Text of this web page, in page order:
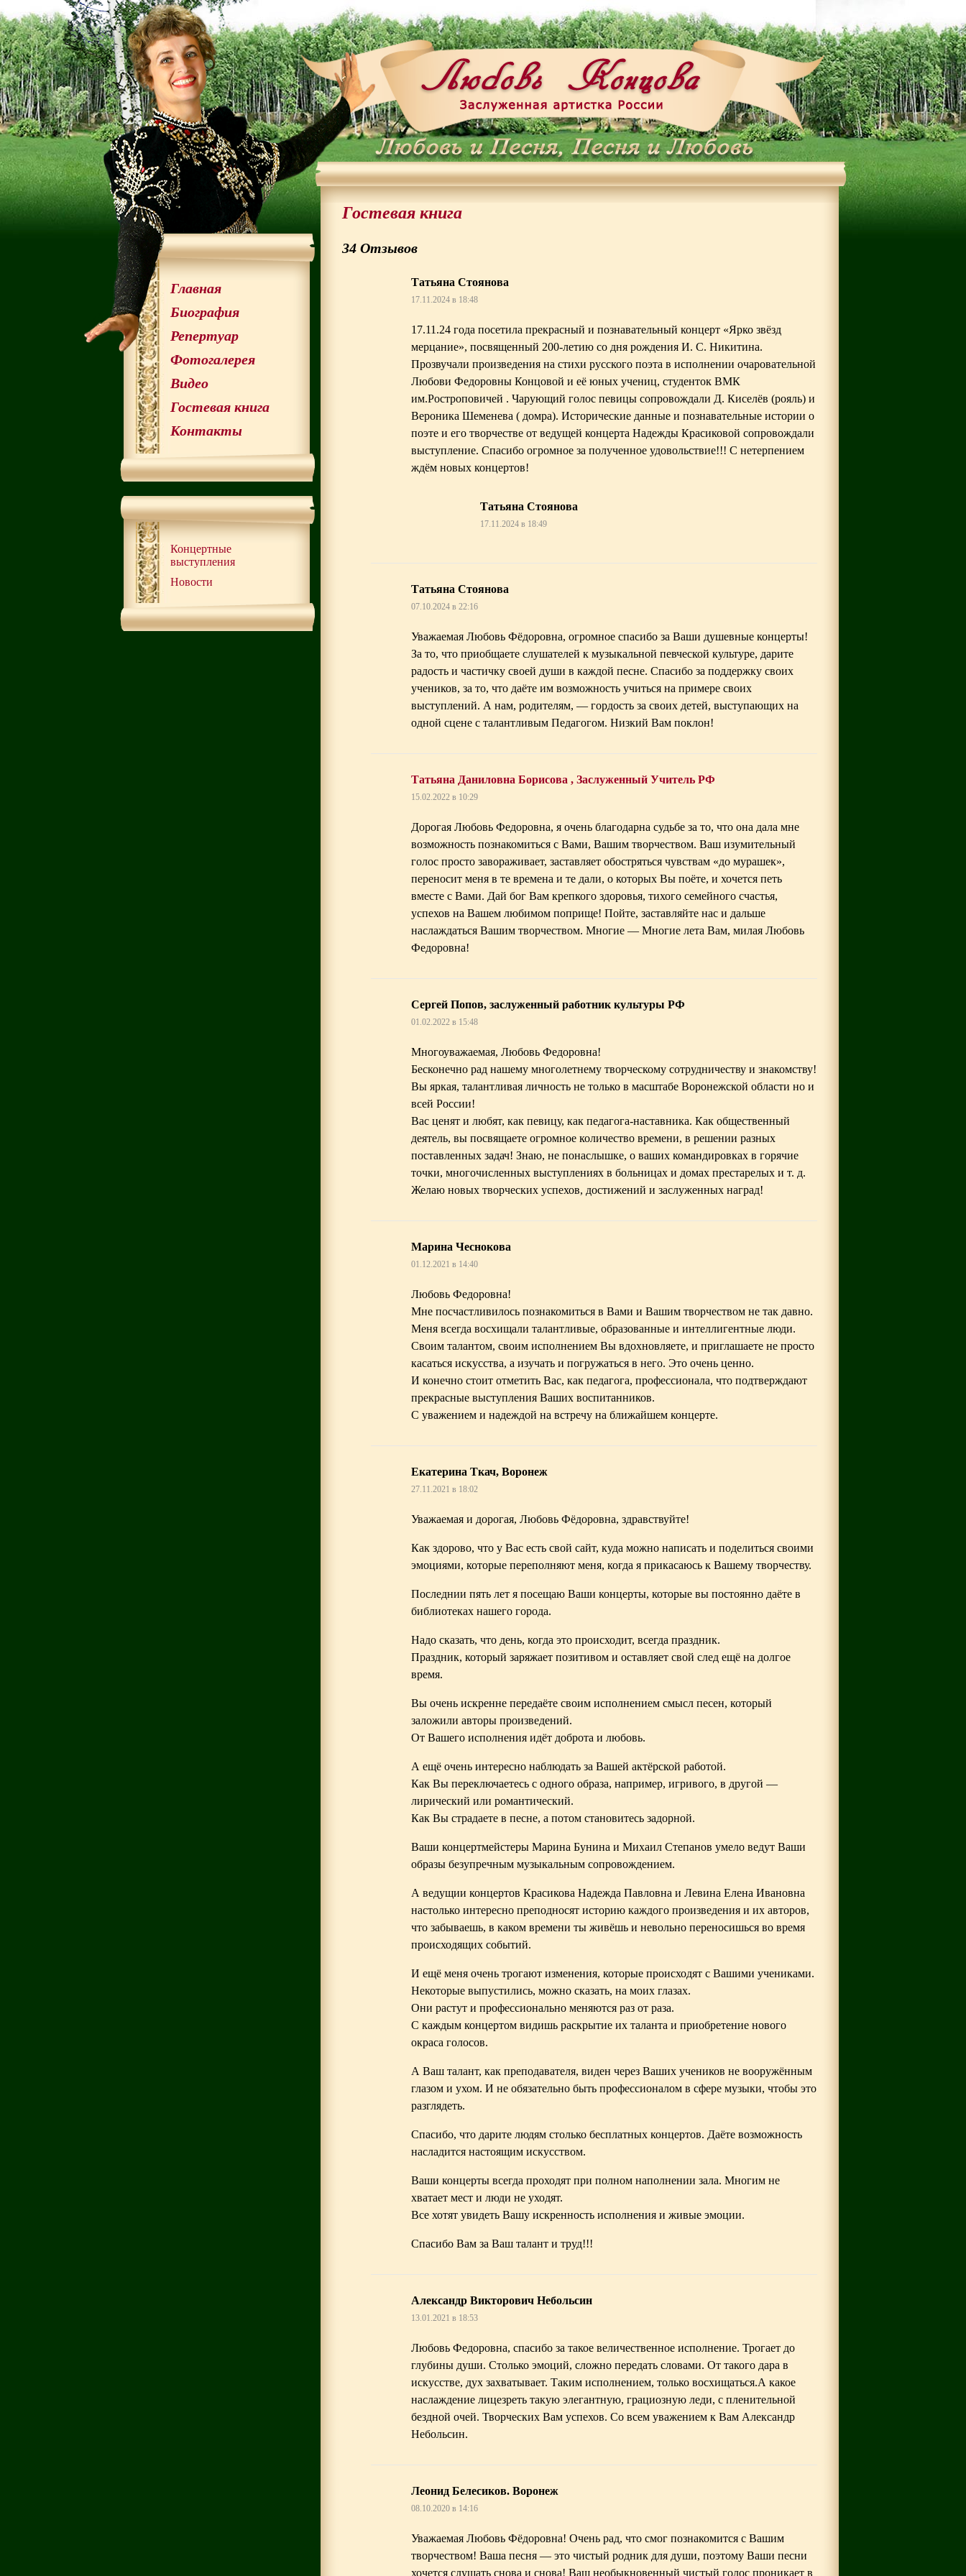
Главная
Биография
Репертуар
Фотогалерея
Видео
Гостевая книга
Контакты
Концертные
выступления
Новости
Гостевая книга
34 Отзывов
Татьяна Стоянова
17.11.2024 в 18:48
17.11.24 года посетила прекрасный и познавательный концерт «Ярко звёзд
мерцание», посвященный 200-летию со дня рождения И. С. Никитина.
Прозвучали произведения на стихи русского поэта в исполнении очаровательной
Любови Федоровны Концовой и её юных учениц, студенток ВМК
им.Ростроповичей . Чарующий голос певицы сопровождали Д. Киселёв (рояль) и
Вероника Шеменева ( домра). Исторические данные и познавательные истории о
поэте и его творчестве от ведущей концерта Надежды Красиковой сопровождали
выступление. Спасибо огромное за полученное удовольствие!!! С нетерпением
ждём новых концертов!
Татьяна Стоянова
17.11.2024 в 18:49
Татьяна Стоянова
07.10.2024 в 22:16
Уважаемая Любовь Фёдоровна, огромное спасибо за Ваши душевные концерты!
За то, что приобщаете слушателей к музыкальной певческой культуре, дарите
радость и частичку своей души в каждой песне. Спасибо за поддержку своих
учеников, за то, что даёте им возможность учиться на примере своих
выступлений. А нам, родителям, — гордость за своих детей, выступающих на
одной сцене с талантливым Педагогом. Низкий Вам поклон!
Татьяна Даниловна Борисова , Заслуженный Учитель РФ
15.02.2022 в 10:29
Дорогая Любовь Федоровна, я очень благодарна судьбе за то, что она дала мне
возможность познакомиться с Вами, Вашим творчеством. Ваш изумительный
голос просто завораживает, заставляет обостряться чувствам «до мурашек»,
переносит меня в те времена и те дали, о которых Вы поёте, и хочется петь
вместе с Вами. Дай бог Вам крепкого здоровья, тихого семейного счастья,
успехов на Вашем любимом поприще! Пойте, заставляйте нас и дальше
наслаждаться Вашим творчеством. Многие — Многие лета Вам, милая Любовь
Федоровна!
Сергей Попов, заслуженный работник культуры РФ
01.02.2022 в 15:48
Многоуважаемая, Любовь Федоровна!
Бесконечно рад нашему многолетнему творческому сотрудничеству и знакомству!
Вы яркая, талантливая личность не только в масштабе Воронежской области но и
всей России!
Вас ценят и любят, как певицу, как педагога-наставника. Как общественный
деятель, вы посвящаете огромное количество времени, в решении разных
поставленных задач! Знаю, не понаслышке, о ваших командировках в горячие
точки, многочисленных выступлениях в больницах и домах престарелых и т. д.
Желаю новых творческих успехов, достижений и заслуженных наград!
Марина Чеснокова
01.12.2021 в 14:40
Любовь Федоровна!
Мне посчастливилось познакомиться в Вами и Вашим творчеством не так давно.
Меня всегда восхищали талантливые, образованные и интеллигентные люди.
Своим талантом, своим исполнением Вы вдохновляете, и приглашаете не просто
касаться искусства, а изучать и погружаться в него. Это очень ценно.
И конечно стоит отметить Вас, как педагога, профессионала, что подтверждают
прекрасные выступления Ваших воспитанников.
С уважением и надеждой на встречу на ближайшем концерте.
Екатерина Ткач, Воронеж
27.11.2021 в 18:02
Уважаемая и дорогая, Любовь Фёдоровна, здравствуйте!
Как здорово, что у Вас есть свой сайт, куда можно написать и поделиться своими
эмоциями, которые переполняют меня, когда я прикасаюсь к Вашему творчеству.
Последнии пять лет я посещаю Ваши концерты, которые вы постоянно даёте в
библиотеках нашего города.
Надо сказать, что день, когда это происходит, всегда праздник.
Праздник, который заряжает позитивом и оставляет свой след ещё на долгое
время.
Вы очень искренне передаёте своим исполнением смысл песен, который
заложили авторы произведений.
От Вашего исполнения идёт доброта и любовь.
А ещё очень интересно наблюдать за Вашей актёрской работой.
Как Вы переключаетесь с одного образа, например, игривого, в другой —
лирический или романтический.
Как Вы страдаете в песне, а потом становитесь задорной.
Ваши концертмейстеры Марина Бунина и Михаил Степанов умело ведут Ваши
образы безупречным музыкальным сопровождением.
А ведущии концертов Красикова Надежда Павловна и Левина Елена Ивановна
настолько интересно преподносят историю каждого произведения и их авторов,
что забываешь, в каком времени ты живёшь и невольно переносишься во время
происходящих событий.
И ещё меня очень трогают изменения, которые происходят с Вашими учениками.
Некоторые выпустились, можно сказать, на моих глазах.
Они растут и профессионально меняются раз от раза.
С каждым концертом видишь раскрытие их таланта и приобретение нового
окраса голосов.
А Ваш талант, как преподавателя, виден через Ваших учеников не вооружённым
глазом и ухом. И не обязательно быть профессионалом в сфере музыки, чтобы это
разглядеть.
Спасибо, что дарите людям столько бесплатных концертов. Даёте возможность
насладится настоящим искусством.
Ваши концерты всегда проходят при полном наполнении зала. Многим не
хватает мест и люди не уходят.
Все хотят увидеть Вашу искренность исполнения и живые эмоции.
Спасибо Вам за Ваш талант и труд!!!
Александр Викторович Небольсин
13.01.2021 в 18:53
Любовь Федоровна, спасибо за такое величественное исполнение. Трогает до
глубины души. Столько эмоций, сложно передать словами. От такого дара в
искусстве, дух захватывает. Таким исполнением, только восхищаться.А какое
наслаждение лицезреть такую элегантную, грациозную леди, с пленительной
бездной очей. Творческих Вам успехов. Со всем уважением к Вам Aлександр
Небольсин.
Леонид Белесиков. Воронеж
08.10.2020 в 14:16
Уважаемая Любовь Фёдоровна! Очень рад, что смог познакомится с Вашим
творчеством! Ваша песня — это чистый родник для души, поэтому Ваши песни
хочется слушать снова и снова! Ваш необыкновенный чистый голос проникает в